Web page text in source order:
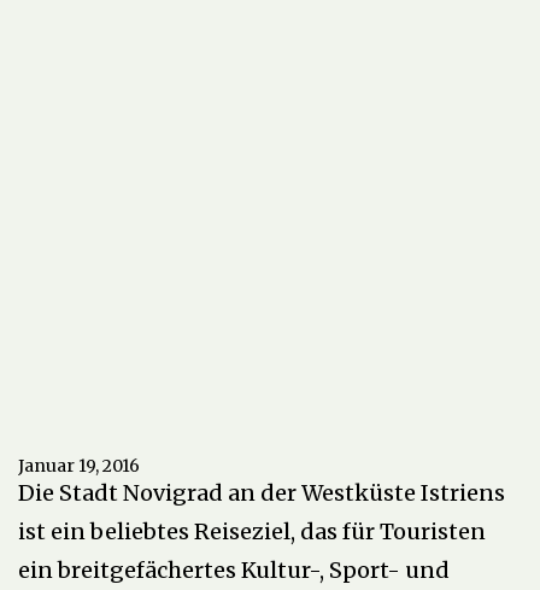
Januar 19, 2016
Die Stadt Novigrad an der Westküste Istriens
ist ein beliebtes Reiseziel, das für Touristen
ein breitgefächertes Kultur-, Sport- und